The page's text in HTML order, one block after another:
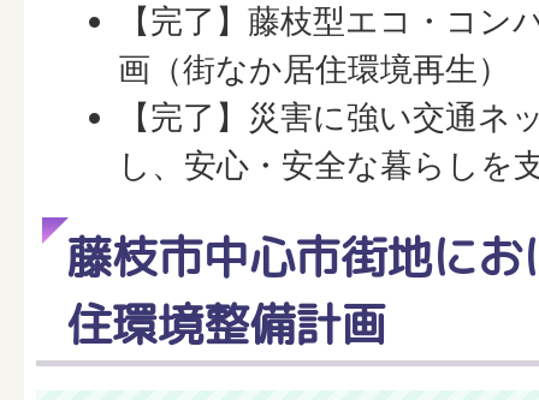
【完了】藤枝型エコ・コン
画（街なか居住環境再生）
【完了】災害に強い交通ネ
し、安心・安全な暮らしを
藤枝市中心市街地に
住環境整備計画